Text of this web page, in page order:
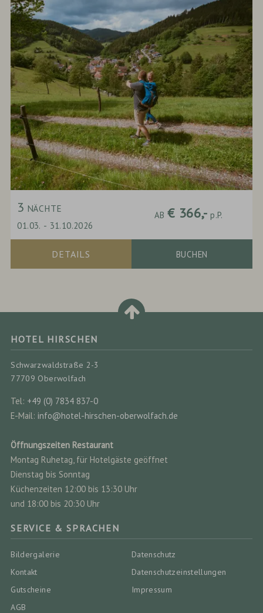
3 NÄCHTE
01.03. - 31.10.2026
AB € 366,- p.P.
DETAILS BUCHEN
HOTEL HIRSCHEN
Schwarzwaldstraße 2-3
77709 Oberwolfach
Tel: +49 (0) 7834 837-0
E-Mail: info@hotel-hirschen-oberwolfach.de
Öffnungszeiten Restaurant
Montag Ruhetag, für Hotelgäste geöffnet
Dienstag bis Sonntag
Küchenzeiten 12:00 bis 13:30 Uhr
und 18:00 bis 20:30 Uhr
SERVICE & SPRACHEN
Bildergalerie
Kontakt
Gutscheine
AGB
Datenschutz
Datenschutz­einstellungen
Impressum